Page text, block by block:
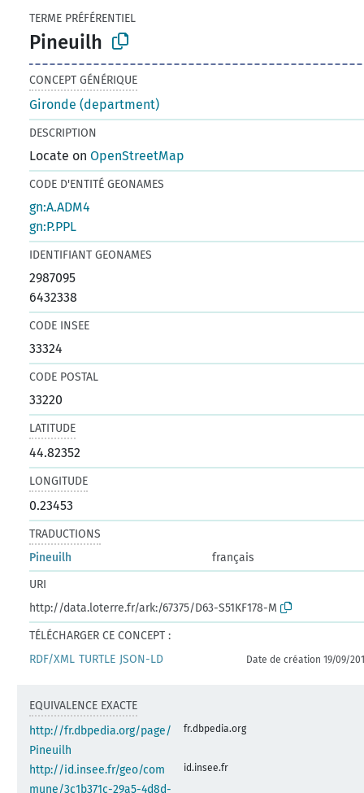
TERME PRÉFÉRENTIEL
Pineuilh
CONCEPT GÉNÉRIQUE
Gironde (department)
DESCRIPTION
Locate onOpenStreetMap
CODE D'ENTITÉ GEONAMES
gn:A.ADM4
gn:P.PPL
IDENTIFIANT GEONAMES
2987095
6432338
CODE INSEE
33324
CODE POSTAL
33220
LATITUDE
44.82352
LONGITUDE
0.23453
TRADUCTIONS
Pineuilh
français
URI
http://data.loterre.fr/ark:/67375/D63-S51KF178-M
TÉLÉCHARGER CE CONCEPT :
RDF/XML TURTLE JSON-LD Date de création 19/09/
EQUIVALENCE EXACTE
http://fr.dbpedia.org/page/
Pineuilh
fr.dbpedia.org
http://id.insee.fr/geo/com
mune/3c1b371c-29a5-4d8d-
id.insee.fr